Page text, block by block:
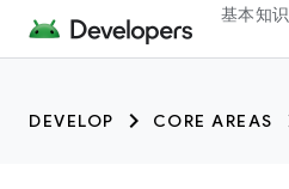
基本知识
DEVELOP CORE AREAS